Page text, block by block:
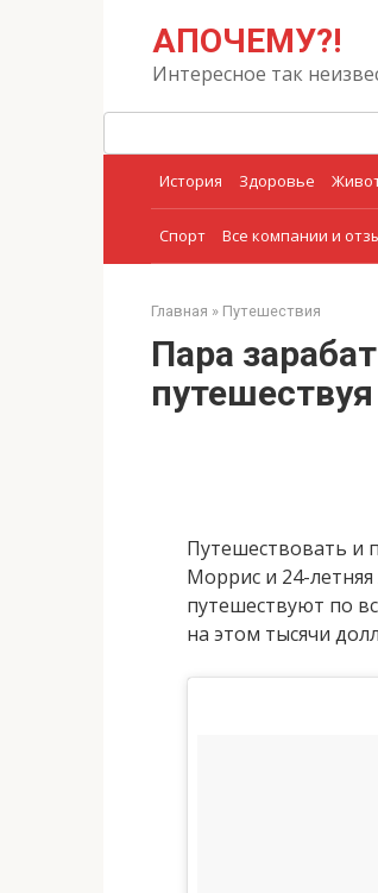
АПОЧЕМУ?!
Интересное так
История Здоровье
Спорт Все компании и
Главная » Путешествия
Пара
Путешествовать и
Моррис и 24-
путешествуют по
на этом тысячи